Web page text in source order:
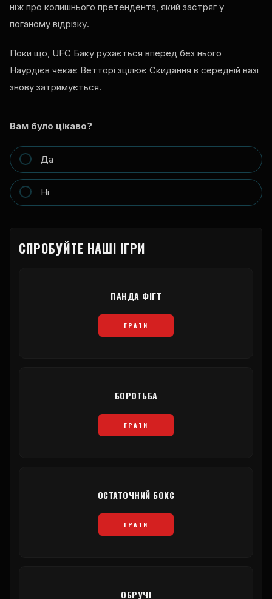
ніж про колишнього претендента, який застряг у
поганому відрізку.
Поки що, UFC Баку рухається вперед без нього
Наурдієв чекає Ветторі зцілює Скидання в середній вазі
знову затримується.
Вам було цікаво?
Да
Ні
СПРОБУЙТЕ НАШІ ІГРИ
ПАНДА ФІГТ
ГРАТИ
БОРОТЬБА
ГРАТИ
ОСТАТОЧНИЙ БОКС
ГРАТИ
ОБРУЧІ